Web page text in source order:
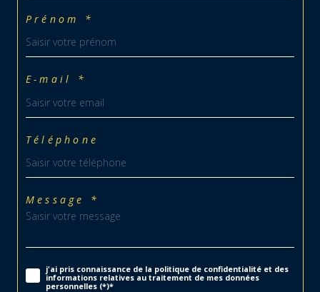
Prénom *
E-mail *
Téléphone
Message *
j'ai pris connaissance de la politique de confidentialité et des
informations relatives au traitement de mes données
personnelles (*)*